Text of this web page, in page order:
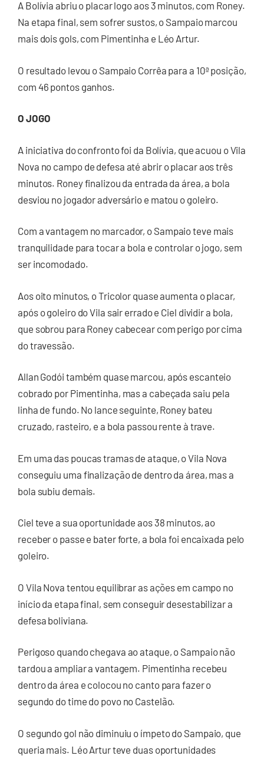
A Bolívia abriu o placar logo aos 3 minutos, com Roney.
Na etapa final, sem sofrer sustos, o Sampaio marcou
mais dois gols, com Pimentinha e Léo Artur.
O resultado levou o Sampaio Corrêa para a 10ª posição,
com 46 pontos ganhos.
O JOGO
A iniciativa do confronto foi da Bolívia, que acuou o Vila
Nova no campo de defesa até abrir o placar aos três
minutos. Roney finalizou da entrada da área, a bola
desviou no jogador adversário e matou o goleiro.
Com a vantagem no marcador, o Sampaio teve mais
tranquilidade para tocar a bola e controlar o jogo, sem
ser incomodado.
Aos oito minutos, o Tricolor quase aumenta o placar,
após o goleiro do Vila sair errado e Ciel dividir a bola,
que sobrou para Roney cabecear com perigo por cima
do travessão.
Allan Godói também quase marcou, após escanteio
cobrado por Pimentinha, mas a cabeçada saiu pela
linha de fundo. No lance seguinte, Roney bateu
cruzado, rasteiro, e a bola passou rente à trave.
Em uma das poucas tramas de ataque, o Vila Nova
conseguiu uma finalização de dentro da área, mas a
bola subiu demais.
Ciel teve a sua oportunidade aos 38 minutos, ao
receber o passe e bater forte, a bola foi encaixada pelo
goleiro.
O Vila Nova tentou equilibrar as ações em campo no
início da etapa final, sem conseguir desestabilizar a
defesa boliviana.
Perigoso quando chegava ao ataque, o Sampaio não
tardou a ampliar a vantagem. Pimentinha recebeu
dentro da área e colocou no canto para fazer o
segundo do time do povo no Castelão.
O segundo gol não diminuiu o ímpeto do Sampaio, que
queria mais. Léo Artur teve duas oportunidades